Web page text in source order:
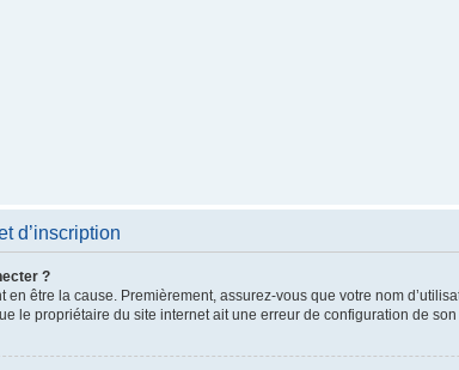
d’inscription
?
en être la cause. Premièrement, assurez-vous que votre nom
le propriétaire du site internet ait une erreur de configuration de